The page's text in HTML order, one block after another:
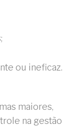
ou ineficaz.
maiores,
na gestão